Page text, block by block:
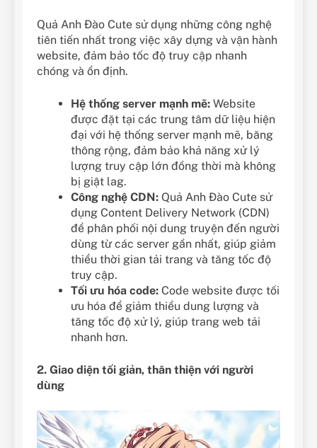
Quả Anh Đào Cute sử dụng những công nghệ
tiên tiến nhất trong việc xây dựng và vận hành
website, đảm bảo tốc độ truy cập nhanh
chóng và ổn định.
Hệ thống server mạnh mẽ: Website
được đặt tại các trung tâm dữ liệu hiện
đại với hệ thống server mạnh mẽ, băng
thông rộng, đảm bảo khả năng xử lý
lượng truy cập lớn đồng thời mà không
bị giật lag.
Công nghệ CDN: Quả Anh Đào Cute sử
dụng Content Delivery Network (CDN)
để phân phối nội dung truyện đến người
dùng từ các server gần nhất, giúp giảm
thiểu thời gian tải trang và tăng tốc độ
truy cập.
Tối ưu hóa code: Code website được tối
ưu hóa để giảm thiểu dung lượng và
tăng tốc độ xử lý, giúp trang web tải
nhanh hơn.
2. Giao diện tối giản, thân thiện với người
dùng